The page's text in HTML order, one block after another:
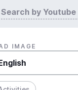
Search by
IMAGE